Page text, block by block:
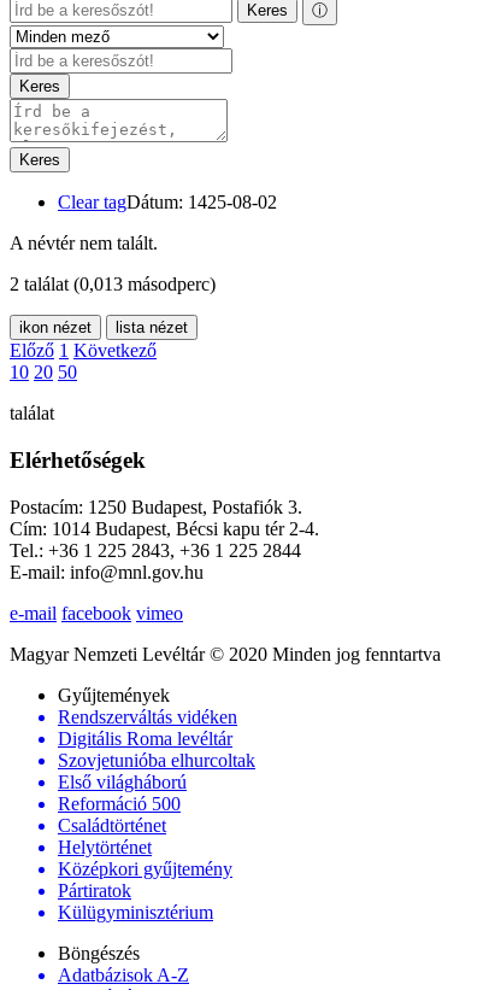
Keres ⓘ
Keres
Keres
Clear tagDátum: 1425-08-02
A névtér nem talált.
2 találat (0,013 másodperc)
ikon nézet lista nézet
Előző 1 Következő
10 20 50
találat
Elérhetőségek
Postacím: 1250 Budapest, Postafiók 3.
Cím: 1014 Budapest, Bécsi kapu tér 2-4.
Tel.: +36 1 225 2843, +36 1 225 2844
E-mail: info@mnl.gov.hu
e-mail facebook vimeo
Magyar Nemzeti Levéltár © 2020 Minden jog fenntartva
Gyűjtemények
Rendszerváltás vidéken
Digitális Roma levéltár
Szovjetunióba elhurcoltak
Első világháború
Reformáció 500
Családtörténet
Helytörténet
Középkori gyűjtemény
Pártiratok
Külügyminisztérium
Böngészés
Adatbázisok A-Z